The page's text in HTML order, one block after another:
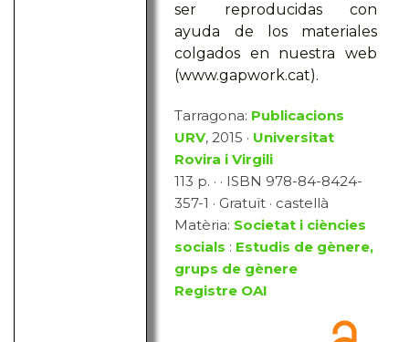
ser reproducidas con
ayuda de los materiales
colgados en nuestra web
(www.gapwork.cat).
Tarragona: Publicacions
URV, 2015 · Universitat
Rovira i Virgili
113 p. · · ISBN 978-84-8424-
357-1 · Gratuït · castellà
Matèria: Societat i ciències
socials : Estudis de gènere,
grups de gènere
Registre OAI